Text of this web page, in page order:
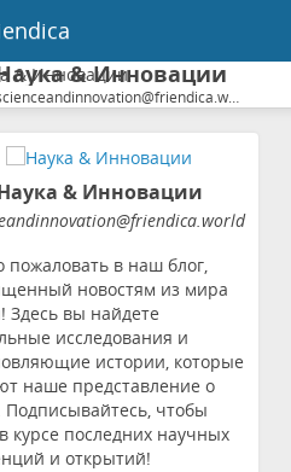
& Инновации
scienceandinnovation@friendica.world
& Инновации
@friendica.world
пожаловать в наш блог,
новостям из мира
Здесь вы найдете
исследования и
истории, которые
наше представление о
чтобы
курсе последних научных
и открытий!